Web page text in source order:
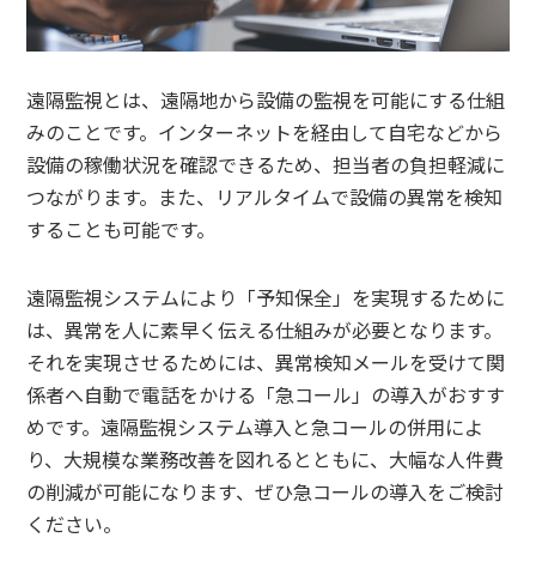
遠隔監視とは、遠隔地から設備の監視を可能にする仕組
みのことです。インターネットを経由して自宅などから
設備の稼働状況を確認できるため、担当者の負担軽減に
つながります。また、リアルタイムで設備の異常を検知
することも可能です。
遠隔監視システムにより「予知保全」を実現するために
は、異常を人に素早く伝える仕組みが必要となります。
それを実現させるためには、異常検知メールを受けて関
係者へ自動で電話をかける「急コール」の導入がおすす
めです。遠隔監視システム導入と急コールの併用によ
り、大規模な業務改善を図れるとともに、大幅な人件費
の削減が可能になります、ぜひ急コールの導入をご検討
ください。